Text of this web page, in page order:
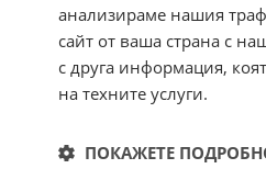
анализираме нашия
сайт от ваша страна с
с друга информация,
на техните услуги.
ПОКАЖЕТЕ